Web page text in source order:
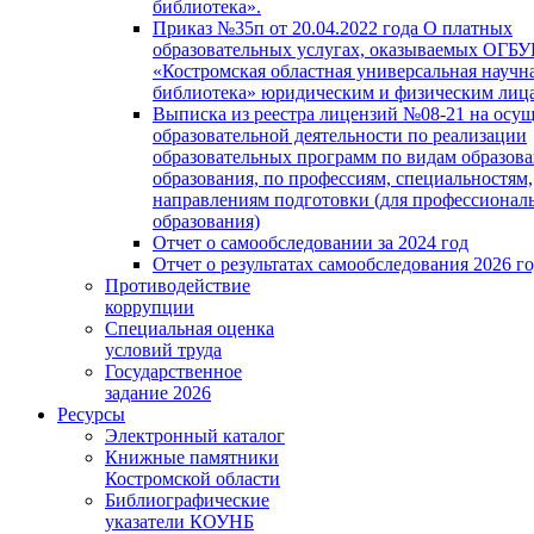
библиотека».
Приказ №35п от 20.04.2022 года О платных
образовательных услугах, оказываемых
«Костромская областная универсальная
библиотека» юридическим и физическим
Выписка из реестра лицензий №08-21 на
образовательной деятельности по реализации
образовательных программ по видам
образования, по профессиям, специальностям,
направлениям подготовки (для
образования)
Отчет о самообследовании за 2024 год
Отчет о результатах самообследования 2026
Противодействие
коррупции
Специальная оценка
условий труда
Государственное
задание 2026
Ресурсы
Электронный каталог
Книжные памятники
Костромской области
Библиографические
указатели КОУНБ